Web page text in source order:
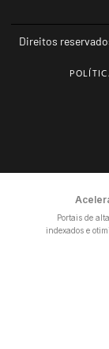
Direitos
Portais de
indexados e